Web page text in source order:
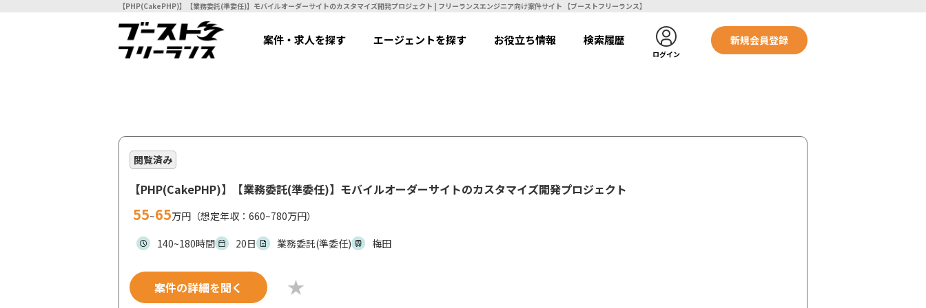
【PHP(CakePHP)】【業務委託(準委任)】モバイルオーダーサイトのカスタマイズ開発プロジェクト | フリーランスエンジニア向け案件サイト 【ブーストフリーランス】
案件・求人を探す エージェントを探す お役立ち情報 検索履歴
ログイン
新規会員登録
閲覧済み
【PHP(CakePHP)】【業務委託(準委任)】モバイルオーダーサイトのカスタマイズ開発プロジェクト
55~65万円（想定年収：660~780万円）
140~180時間
20日 業務委託(準委任) 梅田
案件の詳細を聞く